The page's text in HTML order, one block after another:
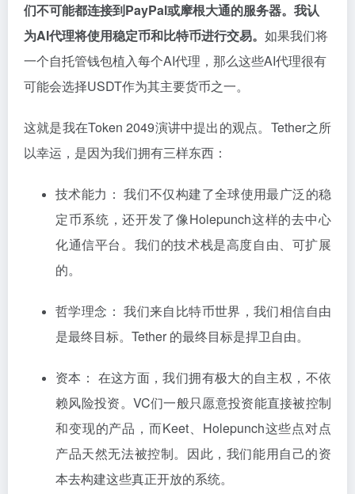
们不可能都连接到PayPal或摩根大通的服务器。我认
为AI代理将使用稳定币和比特币进行交易。 如果我们将
一个自托管钱包植入每个AI代理，那么这些AI代理很有
可能会选择USDT作为其主要货币之一。
这就是我在Token 2049演讲中提出的观点。Tether之所
以幸运，是因为我们拥有三样东西：
技术能力： 我们不仅构建了全球使用最广泛的稳
定币系统，还开发了像Holepunch这样的去中心
化通信平台。我们的技术栈是高度自由、可扩展
的。
哲学理念： 我们来自比特币世界，我们相信自由
是最终目标。Tether 的最终目标是捍卫自由。
资本： 在这方面，我们拥有极大的自主权，不依
赖风险投资。VC们一般只愿意投资能直接被控制
和变现的产品，而Keet、Holepunch这些点对点
产品天然无法被控制。因此，我们能用自己的资
本去构建这些真正开放的系统。